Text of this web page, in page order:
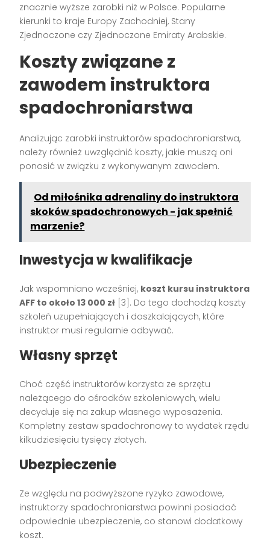
znacznie wyższe zarobki niż w Polsce. Popularne
kierunki to kraje Europy Zachodniej, Stany
Zjednoczone czy Zjednoczone Emiraty Arabskie.
Koszty związane z
zawodem instruktora
spadochroniarstwa
Analizując zarobki instruktorów spadochroniarstwa,
należy również uwzględnić koszty, jakie muszą oni
ponosić w związku z wykonywanym zawodem.
Od miłośnika adrenaliny do instruktora
skoków spadochronowych - jak spełnić
marzenie?
Inwestycja w kwalifikacje
Jak wspomniano wcześniej, koszt kursu instruktora
AFF to około 13 000 zł [3]. Do tego dochodzą koszty
szkoleń uzupełniających i doszkalających, które
instruktor musi regularnie odbywać.
Własny sprzęt
Choć część instruktorów korzysta ze sprzętu
należącego do ośrodków szkoleniowych, wielu
decyduje się na zakup własnego wyposażenia.
Kompletny zestaw spadochronowy to wydatek rzędu
kilkudziesięciu tysięcy złotych.
Ubezpieczenie
Ze względu na podwyższone ryzyko zawodowe,
instruktorzy spadochroniarstwa powinni posiadać
odpowiednie ubezpieczenie, co stanowi dodatkowy
koszt.